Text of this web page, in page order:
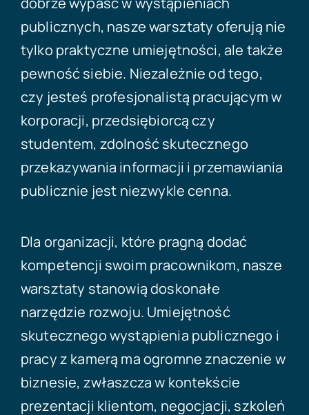
publicznych, nasze warsztaty oferują nie
tylko praktyczne umiejętności, ale także
pewność siebie. Niezależnie od tego,
czy jesteś profesjonalistą pracującym w
korporacji, przedsiębiorcą czy
studentem, zdolność skutecznego
przekazywania informacji i przemawiania
publicznie jest niezwykle cenna.
Dla organizacji, które pragną dodać
kompetencji swoim pracownikom, nasze
warsztaty stanowią doskonałe
narzędzie rozwoju. Umiejętność
skutecznego wystąpienia publicznego i
pracy z kamerą ma ogromne znaczenie w
biznesie, zwłaszcza w kontekście
prezentacji klientom, negocjacji, szkoleń